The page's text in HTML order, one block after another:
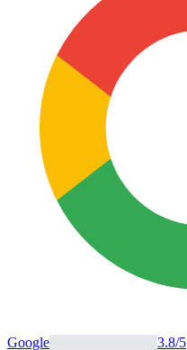
Google 3.8/5